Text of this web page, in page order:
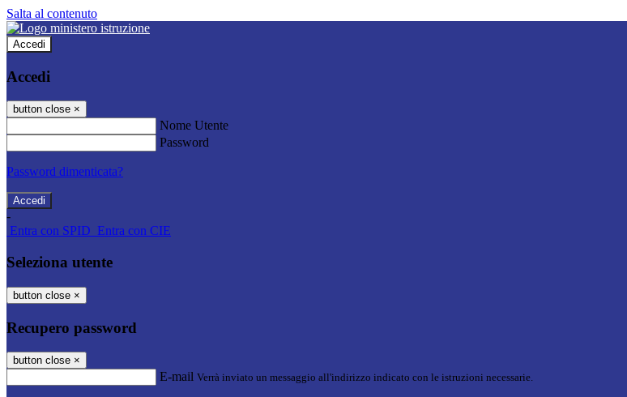
Salta al contenuto
Accedi
Accedi
button close ×
Nome Utente
Password
Password dimenticata?
-
Entra con SPID Entra con CIE
Seleziona utente
button close ×
Recupero password
button close ×
E-mail Verrà inviato un messaggio all'indirizzo indicato con le istruzioni necessarie.